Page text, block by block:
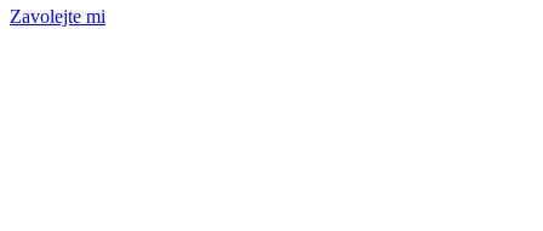
Zavolejte mi